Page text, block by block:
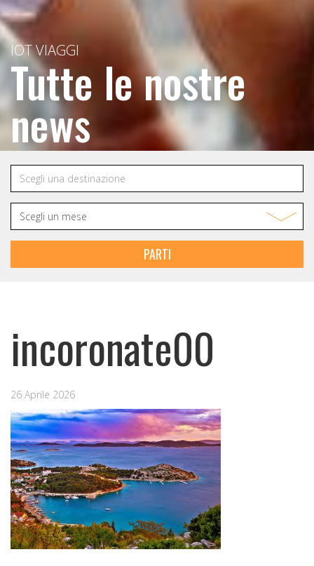
IOT VIAGGI
Tutte le nostre
news
PARTI
incoronate00
26 Aprile 2026